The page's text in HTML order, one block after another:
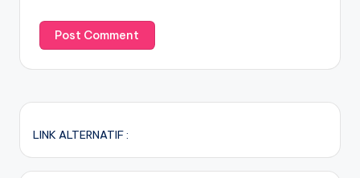
LINK ALTERNATIF :